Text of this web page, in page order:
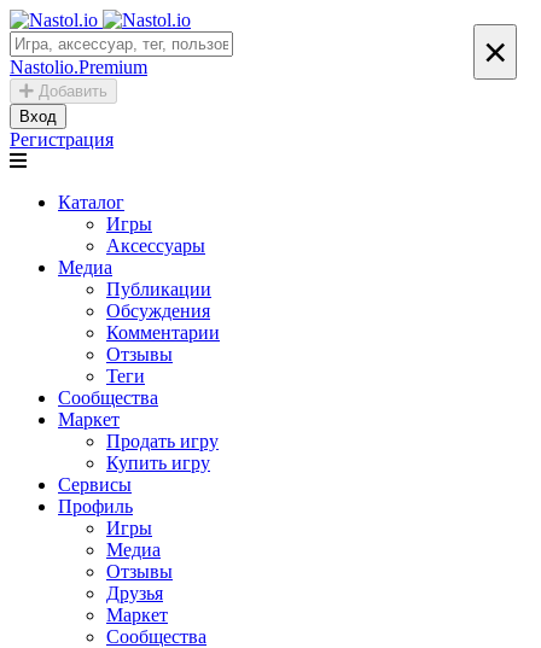
Nastolio.Premium
Добавить
Вход
Регистрация
Каталог
Игры
Аксессуары
Медиа
Публикации
Обсуждения
Комментарии
Отзывы
Теги
Сообщества
Маркет
Продать игру
Купить игру
Сервисы
Профиль
Игры
Медиа
Отзывы
Друзья
Маркет
Сообщества
×